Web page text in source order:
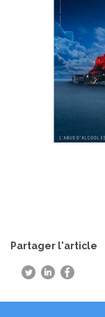
Partager l'article